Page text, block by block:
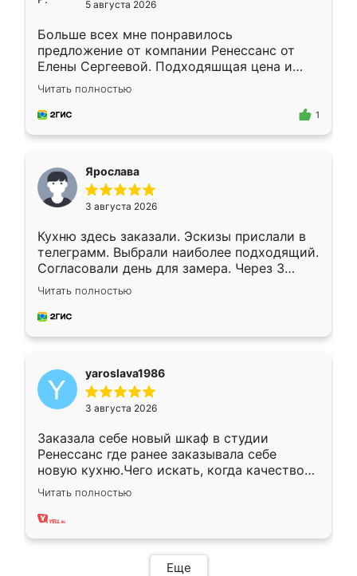
5 августа 2026
Больше всех мне понравилось
предложение от компании Ренессанс от
Елены Сергеевой. Подходяшщая цена и
короткие сроки изготовления. Приехавший
для замера сотрудник Владислав
предложил по моему эскизу самый
Читать полностью
1
Ярослава
3 августа 2026
Кухню здесь заказали. Эскизы прислали в
телеграмм. Выбрали наиболее подходящий.
Согласовали день для замера. Через 3
недели кухня была уже готова. Остались
довольны работой. Спасибо Ренессанс
мебель за качественную работу!
Читать полностью
yaroslava1986
3 августа 2026
Заказала себе новый шкаф в студии
Ренессанс где ранее заказывала себе
новую кухню.Чего искать, когда качеством
вполне довольна. Служит кухня уже почти
два года, нареканий нет.
Читать полностью
Еще